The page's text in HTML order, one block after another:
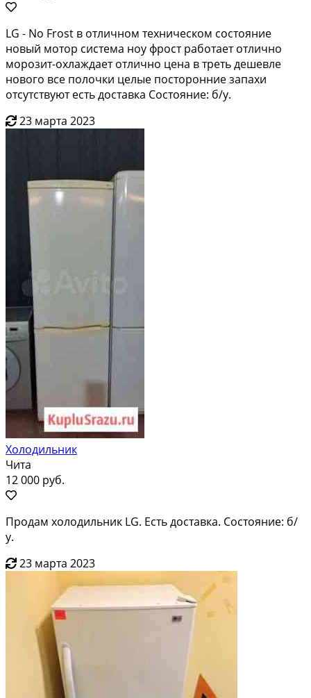
LG - No Frost в отличном техническом состояние
новый мотор система ноу фрост работает отлично
морозит-охлаждает отлично цена в треть дешевле
нового все полочки целые посторонние запахи
отсутствуют есть доставка Состояние: б/у.
23 марта 2023
Холодильник
Чита
12 000 руб.
Продам холодильник LG. Есть доставка. Состояние: б/
у.
23 марта 2023